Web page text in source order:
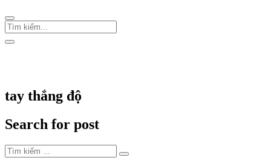
tay thắng độ
Search for post